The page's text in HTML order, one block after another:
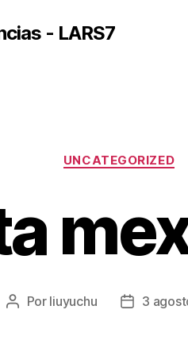
- LARS7
Categorías
UNCATEGORIZED
Autor
Por liuyuchu
Fecha
3